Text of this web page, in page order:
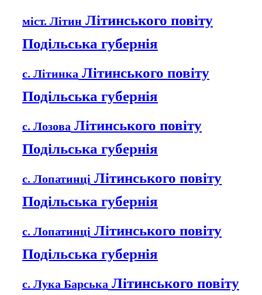
міст. Літин Літинського повіту
Подільська губернія
с. Літинка Літинського повіту
Подільська губернія
с. Лозова Літинського повіту
Подільська губернія
с. Лопатинці Літинського повіту
Подільська губернія
с. Лопатинці Літинського повіту
Подільська губернія
с. Лука Барська Літинського повіту